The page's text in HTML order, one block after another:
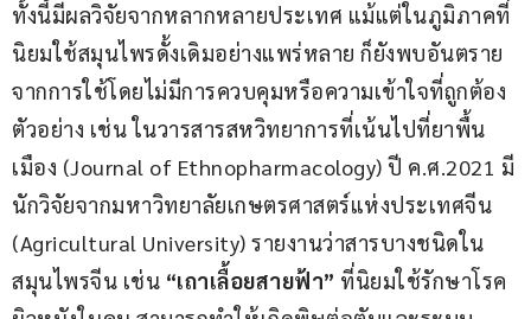
ทั้งนี้มีผลวิจัยจากหลากหลายประเทศ แม้แต่ในภูมิภาคที่
นิยมใช้สมุนไพรดั้งเดิมอย่างแพร่หลาย ก็ยังพบอันตราย
จากการใช้โดยไม่มีการควบคุมหรือความเข้าใจที่ถูกต้อง
ตัวอย่าง เช่น ในวารสารสหวิทยาการที่เน้นไปที่ยาพื้น
เมือง (Journal of Ethnopharmacology) ปี ค.ศ.2021 มี
นักวิจัยจากมหาวิทยาลัยเกษตรศาสตร์แห่งประเทศจีน
(Agricultural University) รายงานว่าสารบางชนิดใน
สมุนไพรจีน เช่น “เถาเลื้อยสายฟ้า” ที่นิยมใช้รักษาโรค